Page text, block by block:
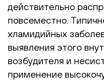
действительно
повсеместно.
хламидийных
выявления этого
возбудителя и
применение